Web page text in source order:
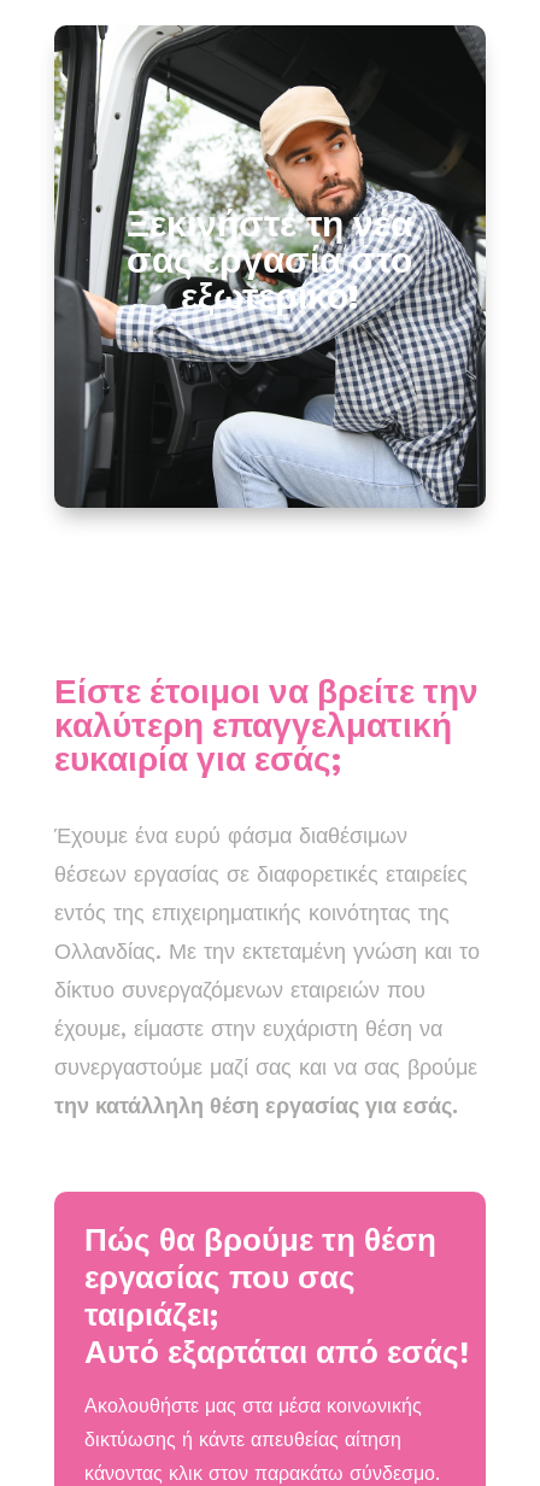
Ξεκινήστε τη νέα
σας εργασία στο
εξωτερικό!
Είστε έτοιμοι να βρείτε την
καλύτερη επαγγελματική
ευκαιρία για εσάς;
Έχουμε ένα ευρύ φάσμα διαθέσιμων
θέσεων εργασίας σε διαφορετικές εταιρείες
εντός της επιχειρηματικής κοινότητας της
Ολλανδίας. Με την εκτεταμένη γνώση και το
δίκτυο συνεργαζόμενων εταιρειών που
έχουμε, είμαστε στην ευχάριστη θέση να
συνεργαστούμε μαζί σας και να σας βρούμε
την κατάλληλη θέση εργασίας για εσάς.
Πώς θα βρούμε τη θέση
εργασίας που σας
ταιριάζει;
Αυτό εξαρτάται από εσάς!
Ακολουθήστε μας στα μέσα κοινωνικής
δικτύωσης ή κάντε απευθείας αίτηση
κάνοντας κλικ στον παρακάτω σύνδεσμο.